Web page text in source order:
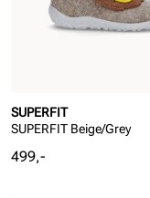
SUPERFIT
SUPERFIT Beige/Grey
Pris
499,-